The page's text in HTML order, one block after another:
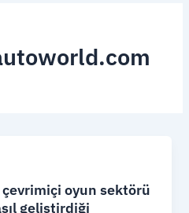
oyun sektörü
geliştirdiği